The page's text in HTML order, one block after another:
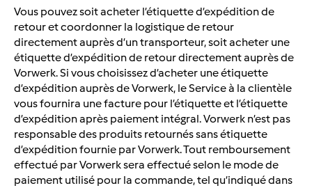
Vous pouvez soit acheter l’étiquette d’expédition de
retour et coordonner la logistique de retour
directement auprès d’un transporteur, soit acheter une
étiquette d’expédition de retour directement auprès de
Vorwerk. Si vous choisissez d’acheter une étiquette
d’expédition auprès de Vorwerk, le Service à la clientèle
vous fournira une facture pour l’étiquette et l’étiquette
d’expédition après paiement intégral. Vorwerk n’est pas
responsable des produits retournés sans étiquette
d’expédition fournie par Vorwerk. Tout remboursement
effectué par Vorwerk sera effectué selon le mode de
paiement utilisé pour la commande, tel qu’indiqué dans